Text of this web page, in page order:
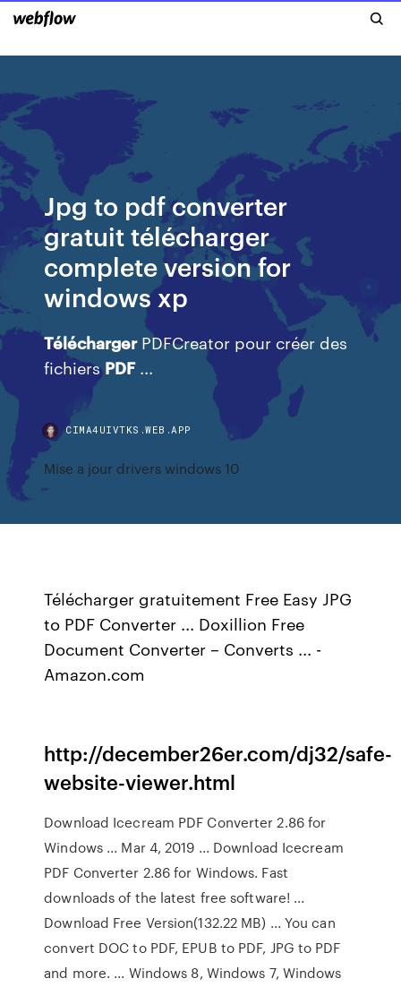
Jpg to pdf converter
gratuit télécharger
complete version for
windows xp
TéléchargerPDFCreator pour créer des
fichiersPDF...
CIMA4UIVTKS.WEB.APP
Mise a jour drivers windows 10
Télécharger gratuitement Free Easy JPG
to PDF Converter ... Doxillion Free
Document Converter – Converts ... -
Amazon.com
http://december26er.com/dj32/safe-
website-viewer.html
Download Icecream PDF Converter 2.86 for
Windows ... Mar 4, 2019 ... Download Icecream
PDF Converter 2.86 for Windows. Fast
downloads of the latest free software! ...
Download Free Version(132.22 MB) ... You can
convert DOC to PDF, EPUB to PDF, JPG to PDF
and more. ... Windows 8, Windows 7, Windows